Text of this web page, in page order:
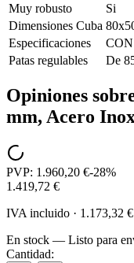
Muy robusto
Si
Dimensiones Cuba
Especificaciones
Patas regulables
De
Opiniones
mm, Acero
PVP: 1.960,20 €-28%
1.419,72 €
IVA incluido · 1.173,32 €
En stock — Listo para
Cantidad: